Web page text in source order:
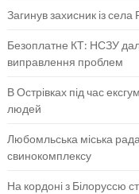
Загинув захисник із села
Безоплатне КТ: НСЗУ
виправлення проблем
В Острівках під час
людей
Любомльська міська
свинокомплексу
На кордоні з Білоруссю